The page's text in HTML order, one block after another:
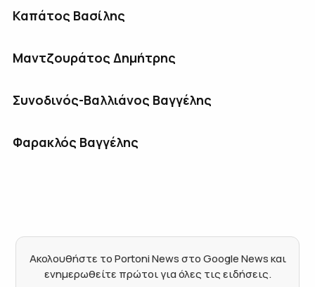
Καπάτος Βασίλης
Μαντζουράτος Δημήτρης
Συνοδινός-Βαλλιάνος Βαγγέλης
Φαρακλός Βαγγέλης
Ακολουθήστε το Portoni News στο Google News και
ενημερωθείτε πρώτοι για όλες τις ειδήσεις.